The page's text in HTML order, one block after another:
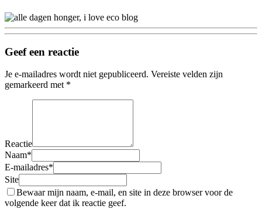
Geef een reactie
Je e-mailadres wordt niet gepubliceerd. Vereiste velden zijn
gemarkeerd met *
Reactie
Naam*
E-mailadres*
Site
Bewaar mijn naam, e-mail, en site in deze browser voor de
volgende keer dat ik reactie geef.